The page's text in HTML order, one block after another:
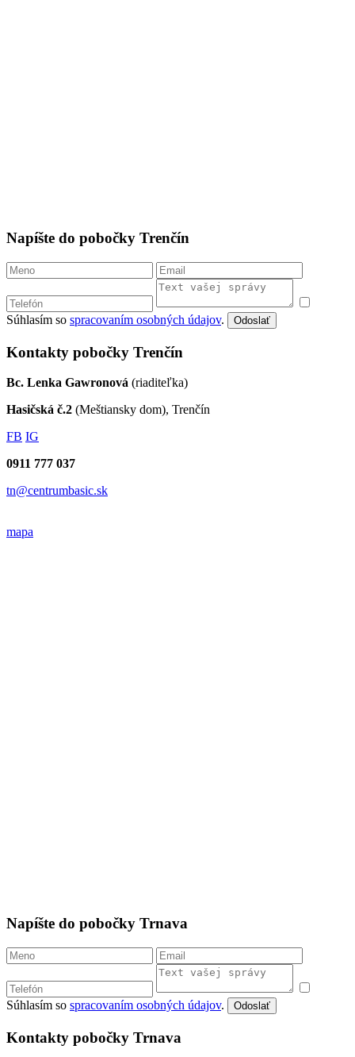
Napíšte do pobočky Trenčín
Súhlasím so spracovaním osobných údajov. Odoslať
Kontakty pobočky Trenčín
Bc. Lenka Gawronová (riaditeľka)
Hasičská č.2 (Meštiansky dom), Trenčín
FB IG
0911 777 037
tn@centrumbasic.sk
mapa
Napíšte do pobočky Trnava
Súhlasím so spracovaním osobných údajov. Odoslať
Kontakty pobočky Trnava